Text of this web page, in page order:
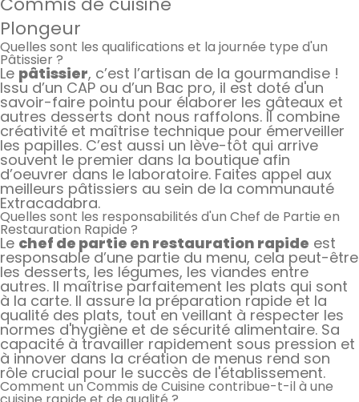
Plongeur
Quelles sont les qualifications et la journée type d'un
Pâtissier ?
Le pâtissier, c’est l’artisan de la gourmandise !
Issu d’un CAP ou d’un Bac pro, il est doté d'un
savoir-faire pointu pour élaborer les gâteaux et
autres desserts dont nous raffolons. Il combine
créativité et maîtrise technique pour émerveiller
les papilles. C’est aussi un lève-tôt qui arrive
souvent le premier dans la boutique afin
d’oeuvrer dans le laboratoire. Faites appel aux
meilleurs pâtissiers au sein de la communauté
Extracadabra.
Quelles sont les responsabilités d'un Chef de Partie en
Restauration Rapide ?
Le chef de partie en restauration rapide est
responsable d’une partie du menu, cela peut-être
les desserts, les légumes, les viandes entre
autres. Il maîtrise parfaitement les plats qui sont
à la carte. Il assure la préparation rapide et la
qualité des plats, tout en veillant à respecter les
normes d'hygiène et de sécurité alimentaire. Sa
capacité à travailler rapidement sous pression et
à innover dans la création de menus rend son
rôle crucial pour le succès de l'établissement.
Comment un Commis de Cuisine contribue-t-il à une